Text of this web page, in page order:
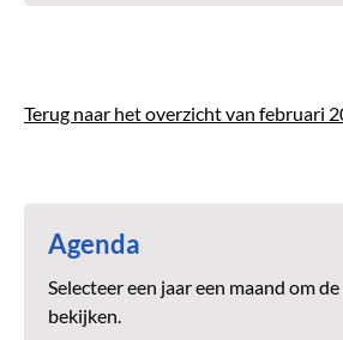
Terug naar het overzicht van februari
Agenda
Selecteer een jaar een maand om
bekijken.